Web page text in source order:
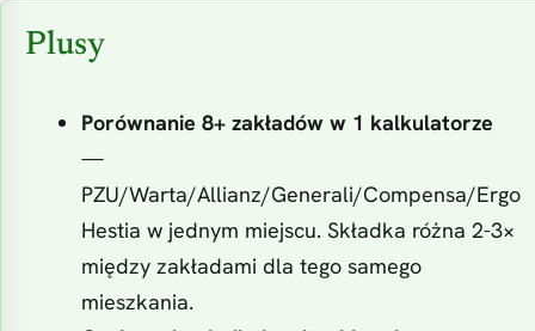
Plusy
Porównanie 8+ zakładów w 1 kalkulatorze
—
PZU/Warta/Allianz/Generali/Compensa/Ergo
Hestia w jednym miejscu. Składka różna 2-3×
między zakładami dla tego samego
mieszkania.